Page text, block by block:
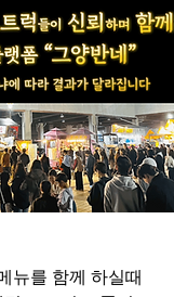
뉴를 함께 하실때